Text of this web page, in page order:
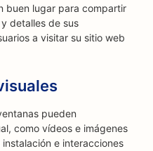
buen lugar para compartir
detalles de sus
a visitar su sitio web
pueden
como vídeos e imágenes
e interacciones